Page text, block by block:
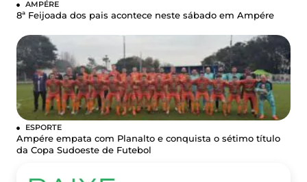
AMPÉRE
8ª Feijoada dos pais acontece neste sábado em Ampére
ESPORTE
Ampére empata com Planalto e conquista o sétimo título
da Copa Sudoeste de Futebol